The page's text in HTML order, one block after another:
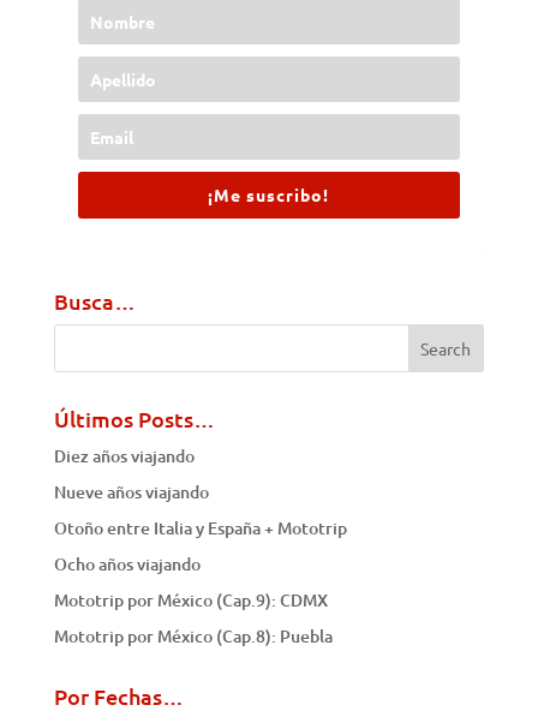
¡Me suscribo!
Busca…
Últimos Posts…
Diez años viajando
Nueve años viajando
Otoño entre Italia y España + Mototrip
Ocho años viajando
Mototrip por México (Cap.9): CDMX
Mototrip por México (Cap.8): Puebla
Por Fechas…